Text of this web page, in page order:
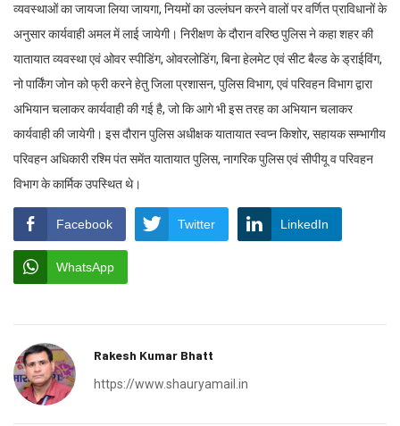
व्यवस्थाओं का जायजा लिया जायगा, नियमों का उल्लंघन करने वालों पर वर्णित प्राविधानों के
अनुसार कार्यवाही अमल में लाई जायेगी। निरीक्षण के दौरान वरिष्ठ पुलिस ने कहा शहर की
यातायात व्यवस्था एवं ओवर स्पीडिंग, ओवरलोडिंग, बिना हेलमेट एवं सीट बैल्ड के ड्राईविंग,
नो पार्किंग जोन को फ्री करने हेतु जिला प्रशासन, पुलिस विभाग, एवं परिवहन विभाग द्वारा
अभियान चलाकर कार्यवाही की गई है, जो कि आगे भी इस तरह का अभियान चलाकर
कार्यवाही की जायेगी। इस दौरान पुलिस अधीक्षक यातायात स्वप्न किशोर, सहायक सम्भागीय
परिवहन अधिकारी रश्मि पंत समेंत यातायात पुलिस, नागरिक पुलिस एवं सीपीयू व परिवहन
विभाग के कार्मिक उपस्थित थे।
Facebook Twitter LinkedIn
WhatsApp
Rakesh Kumar Bhatt
https://www.shauryamail.in